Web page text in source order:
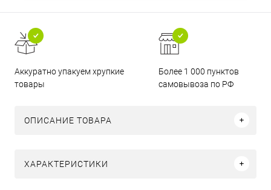
Аккуратно упакуем хрупкие
товары
Более 1 000 пунктов
самовывоза по РФ
ОПИСАНИЕ ТОВАРА
ХАРАКТЕРИСТИКИ